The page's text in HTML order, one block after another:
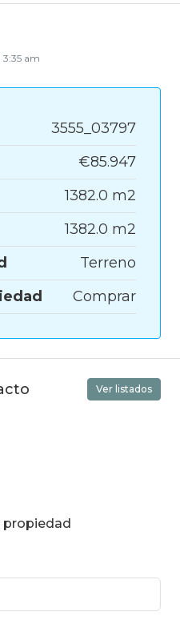
am
3555_03797
€85.947
1382.0 m2
1382.0 m2
Terreno
Comprar
Ver listados
propiedad